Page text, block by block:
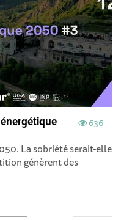
636
La sobriété serait-elle
génèrent des